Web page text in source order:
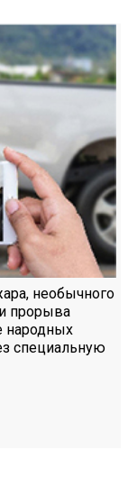
необычного
прорыва
народных
специальную